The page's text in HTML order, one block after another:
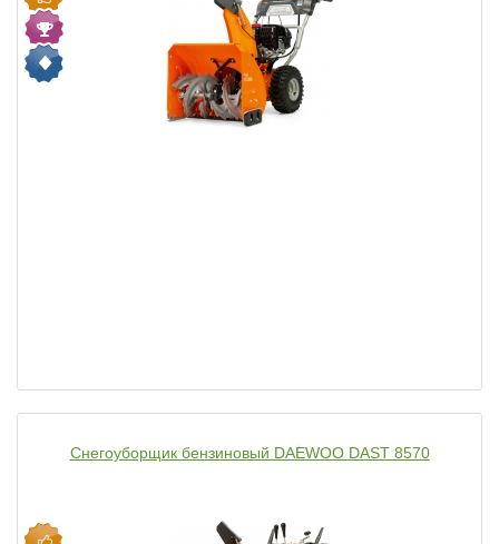
Снегоуборщик бензиновый DAEWOO DAST 8570